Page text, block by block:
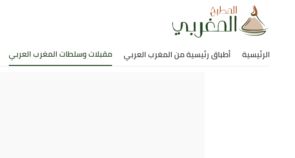
الرئيسية أطباق رئيسية من المغرب العربي مقبلات وسلطات المغرب العربي